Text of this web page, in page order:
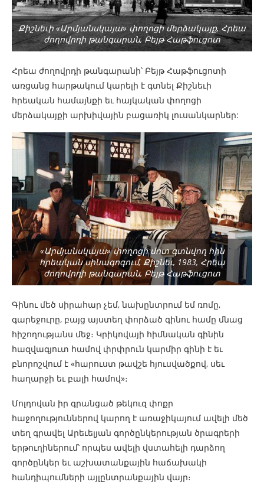
Քիշնեւի «Արմյանսկայա» փողոցի մերձակայք, Հրեա
ժողովրդի թանգարան, Բեյթ Հաթֆուցոտ
Հրեա ժողովրդի թանգարանի՝ Բեյթ Հաթֆուցոտի
առցանց հարթակում կարելի է գտնել Քիշնեւի
հրեական համայնքի եւ հայկական փողոցի
մերձակայքի արխիվային բացառիկ լուսանկարներ:
«Արմյանսկայա» փողոցի մոտ գտնվող հին
հրեական սինագոգում, Քիշնեւ, 1983, Հրեա
ժողովրդի թանգարան, Բեյթ Հաթֆուցոտ
Գինու մեծ սիրահար չեմ, նախընտրում եմ ռոմը,
գարեջուրը, բայց այստեղ փորձած գինու համը մնաց
հիշողությանս մեջ։ Կրիկովայի հիմնական գինին
հազվագյուտ համով փրփրուն կարմիր գինի է եւ
բնորոշվում է «հարուստ թավշե հյուսվածքով, սեւ
հաղարջի եւ բալի համով»։
Մոլդովան իր գրանցած թեկուզ փոքր
հաջողություններով կարող է առաջիկայում ավելի մեծ
տեղ գրավել Արեւելյան գործընկերության ծրագրերի
երթուղիներում՝ որպես ավելի վստահելի դարձող
գործընկեր եւ աշխատանքային հաճախակի
հանդիպումների այլընտրանքային վայր։